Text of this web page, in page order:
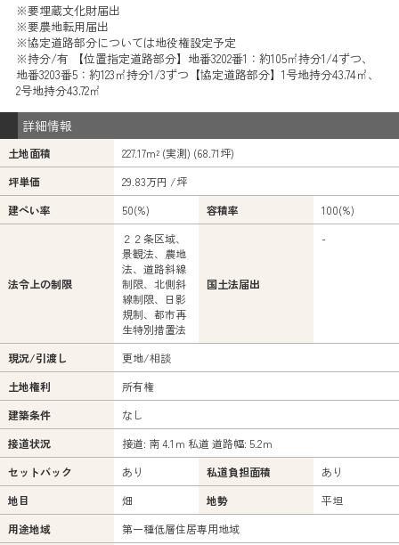
※要埋蔵文化財届出
※要農地転用届出
※協定道路部分については地役権設定予定
※持分/有 【位置指定道路部分】地番3202番1：約105㎡持分1/4ずつ、
地番3203番5：約123㎡持分1/3ずつ【協定道路部分】1号地持分43.74㎡、
2号地持分43.72㎡
詳細情報
土地面積
227.17m² (実測) (68.71坪)
坪単価
29.83万円 /坪
建ぺい率
50(%) 容積率 100(%)
法令上の制限
２２条区域、
景観法、農地
法、道路斜線
制限、北側斜
線制限、日影
規制、都市再
生特別措置法
国土法届出
-
現況/引渡し
更地/相談
土地権利
所有権
建築条件
なし
接道状況
接道: 南 4.1ｍ 私道 道路幅: 5.2ｍ
セットバック
あり 私道負担面積
あり
地目
畑 地勢
平坦
用途地域
第一種低層住居専用地域